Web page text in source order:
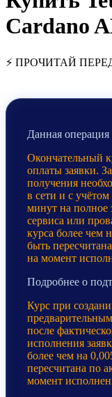
Cardano
⚡ ПРОЧИТАЙ
Данная
Окончательный
оплаты заявки.
получения
в сети и с
минут на полное
сервиса или
курса более чем
быть
на момент
Подробнее о
Курс при
после
исполнения
более чем на
пересчитана по
момент